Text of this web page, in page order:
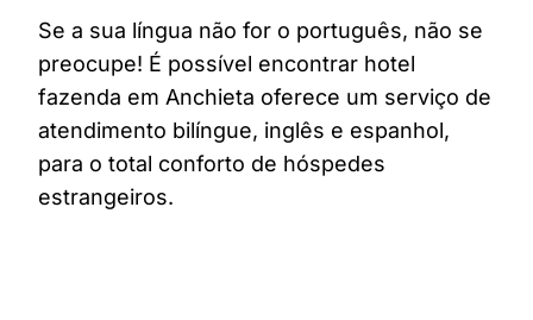
Se a sua língua não for o português, não se
preocupe! É possível encontrar hotel
fazenda em Anchieta oferece um serviço de
atendimento bilíngue, inglês e espanhol,
para o total conforto de hóspedes
estrangeiros.